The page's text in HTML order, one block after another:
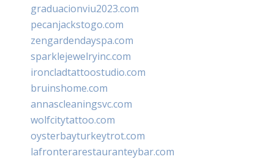
graduacionviu2023.com
pecanjackstogo.com
zengardendayspa.com
sparklejewelryinc.com
ironcladtattoostudio.com
bruinshome.com
annascleaningsvc.com
wolfcitytattoo.com
oysterbayturkeytrot.com
lafronterarestauranteybar.com